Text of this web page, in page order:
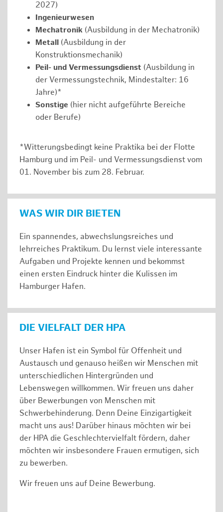
2027)
Ingenieurwesen
Mechatronik (Ausbildung in der Mechatronik)
Metall (Ausbildung in der
Konstruktionsmechanik)
Peil- und Vermessungsdienst (Ausbildung in
der Vermessungstechnik, Mindestalter: 16
Jahre)*
Sonstige (hier nicht aufgeführte Bereiche
oder Berufe)
*Witterungsbedingt keine Praktika bei der Flotte
Hamburg und im Peil- und Vermessungsdienst vom
01. November bis zum 28. Februar.
WAS WIR DIR BIETEN
Ein spannendes, abwechslungsreiches und
lehrreiches Praktikum. Du lernst viele interessante
Aufgaben und Projekte kennen und bekommst
einen ersten Eindruck hinter die Kulissen im
Hamburger Hafen.
DIE VIELFALT DER HPA
Unser Hafen ist ein Symbol für Offenheit und
Austausch und genauso heißen wir Menschen mit
unterschiedlichen Hintergründen und
Lebenswegen willkommen. Wir freuen uns daher
über Bewerbungen von Menschen mit
Schwerbehinderung. Denn Deine Einzigartigkeit
macht uns aus! Darüber hinaus möchten wir bei
der HPA die Geschlechtervielfalt fördern, daher
möchten wir insbesondere Frauen ermutigen, sich
zu bewerben.
Wir freuen uns auf Deine Bewerbung.